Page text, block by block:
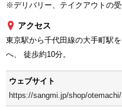
※デリバリー、テイクアウトの
アクセス
東京駅から千代田線の大手町駅
へ、 徒歩約10分。
ウェブサイト
https://sangmi.jp/shop/otemachi/